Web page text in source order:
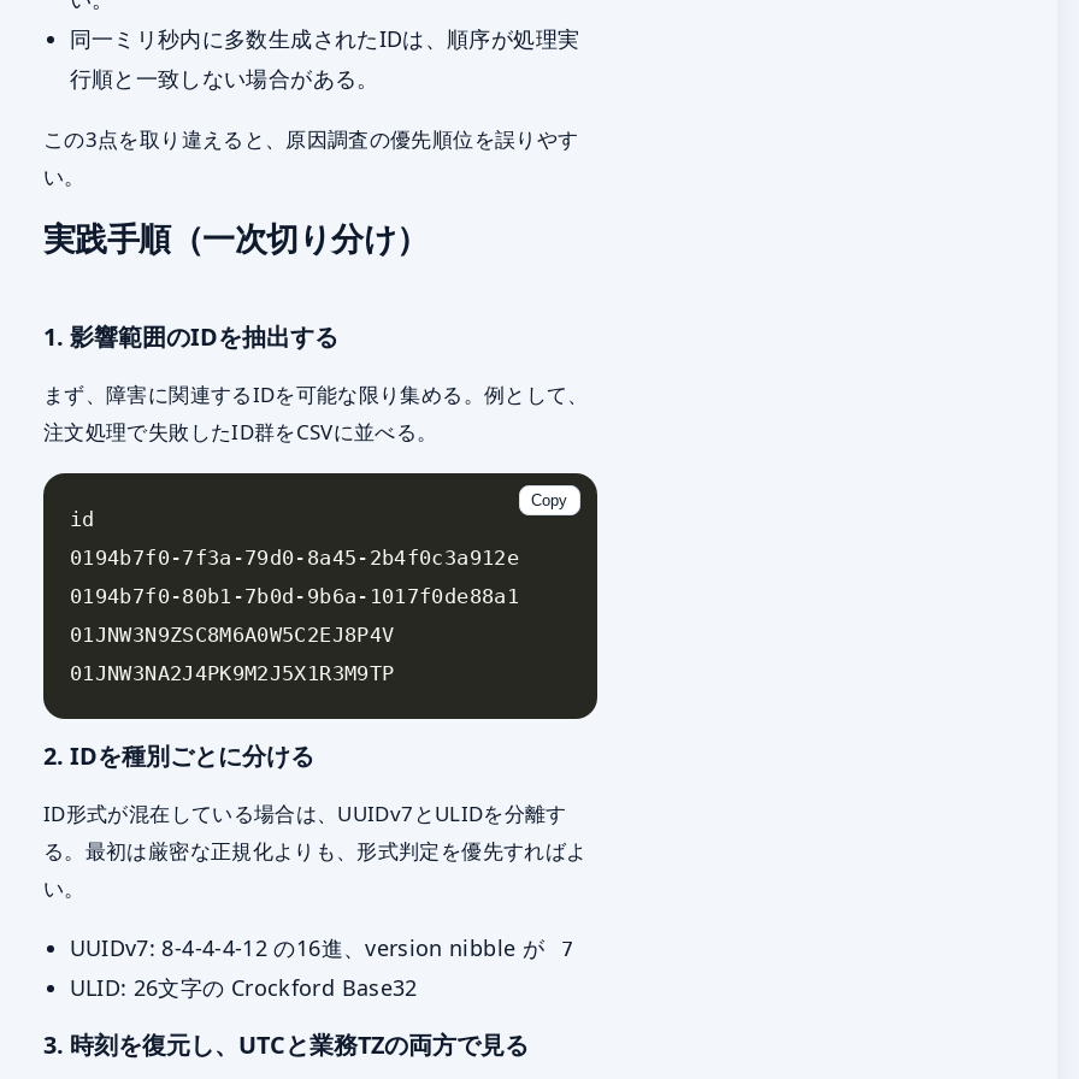
同一ミリ秒内に多数生成されたIDは、順序が処理実
行順と一致しない場合がある。
この3点を取り違えると、原因調査の優先順位を誤りやす
い。
実践手順（一次切り分け）
1. 影響範囲のIDを抽出する
まず、障害に関連するIDを可能な限り集める。例として、
注文処理で失敗したID群をCSVに並べる。
0194b7f0-7f3a-79d0-8a45-2b4f0c3a912e
Copy
2. IDを種別ごとに分ける
ID形式が混在している場合は、UUIDv7とULIDを分離す
る。最初は厳密な正規化よりも、形式判定を優先すればよ
い。
UUIDv7: 8-4-4-4-12 の16進、version nibble が 7
ULID: 26文字の Crockford Base32
3. 時刻を復元し、UTCと業務TZの両方で見る